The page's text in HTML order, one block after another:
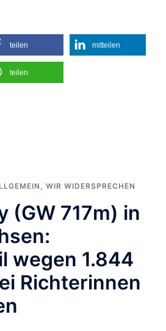
teilen mitteilen
teilen
, WIR WIDERSPRECHEN
(GW 717m) in
wegen 1.844
Richterinnen